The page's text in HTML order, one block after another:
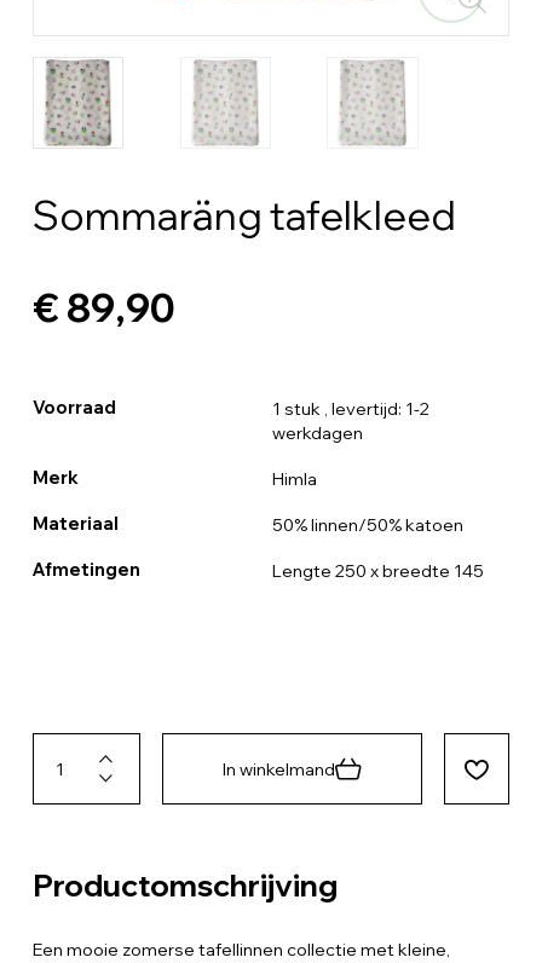
Sommaräng tafelkleed
€ 89,90
Voorraad 1 stuk , levertijd: 1-2
werkdagen
Merk Himla
Materiaal 50% linnen/50% katoen
Afmetingen Lengte 250 x breedte 145
In winkelmand
Productomschrijving
Een mooie zomerse tafellinnen collectie met kleine,